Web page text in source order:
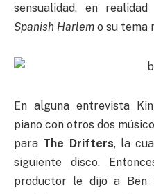
sensualidad, en
Spanish Harlem o su tema
En alguna entrevista
piano con otros dos
para The Drifters, la
siguiente disco.
productor le dijo a Ben